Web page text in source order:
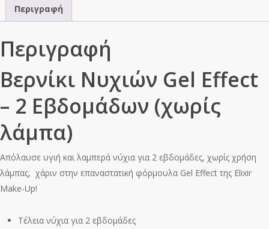
ποσότητα
Περιγραφή
Περιγραφή
Βερνίκι Νυχιών Gel Effect
– 2 Εβδομάδων (χωρίς
λάμπα)
Απόλαυσε υγιή και λαμπερά νύχια για 2 εβδομάδες, χωρίς χρήση
λάμπας, χάριν στην επαναστατική φόρμουλα Gel Effect της Elixir
Make-Up!
Τέλεια νύχια για 2 εβδομάδες